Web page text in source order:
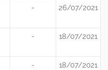
- 26/07/2021
- 18/07/2021
- 18/07/2021